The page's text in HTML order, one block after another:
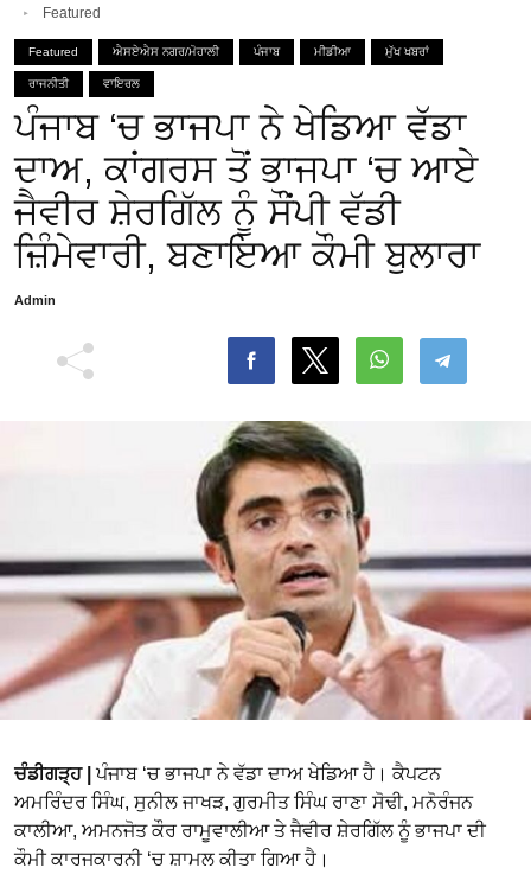
Featured
Featured ਐਸਏਐਸ ਨਗਰ/ਮੋਹਾਲੀ ਪੰਜਾਬ ਮੀਡੀਆ ਮੁੱਖ ਖਬਰਾਂ
ਰਾਜਨੀਤੀ ਵਾਇਰਲ
ਪੰਜਾਬ ‘ਚ ਭਾਜਪਾ ਨੇ ਖੇਡਿਆ ਵੱਡਾ
ਦਾਅ, ਕਾਂਗਰਸ ਤੋਂ ਭਾਜਪਾ ‘ਚ ਆਏ
ਜੈਵੀਰ ਸ਼ੇਰਗਿੱਲ ਨੂੰ ਸੌਂਪੀ ਵੱਡੀ
ਜ਼ਿੰਮੇਵਾਰੀ, ਬਣਾਇਆ ਕੌਮੀ ਬੁਲਾਰਾ
Admin
ਚੰਡੀਗੜ੍ਹ | ਪੰਜਾਬ ‘ਚ ਭਾਜਪਾ ਨੇ ਵੱਡਾ ਦਾਅ ਖੇਡਿਆ ਹੈ। ਕੈਪਟਨ
ਅਮਰਿੰਦਰ ਸਿੰਘ, ਸੁਨੀਲ ਜਾਖੜ, ਗੁਰਮੀਤ ਸਿੰਘ ਰਾਣਾ ਸੋਢੀ, ਮਨੋਰੰਜਨ
ਕਾਲੀਆ, ਅਮਨਜੋਤ ਕੌਰ ਰਾਮੂਵਾਲੀਆ ਤੇ ਜੈਵੀਰ ਸ਼ੇਰਗਿੱਲ ਨੂੰ ਭਾਜਪਾ ਦੀ
ਕੌਮੀ ਕਾਰਜਕਾਰਨੀ ‘ਚ ਸ਼ਾਮਲ ਕੀਤਾ ਗਿਆ ਹੈ।